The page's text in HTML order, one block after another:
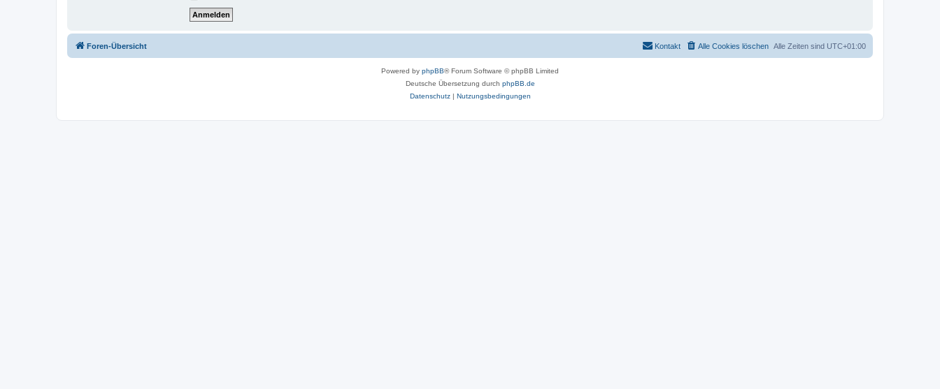
Foren-Übersicht Alle Zeiten sind UTC+01:00
Alle Cookies löschen
Kontakt
Powered by phpBB® Forum Software © phpBB Limited
Deutsche Übersetzung durch phpBB.de
Datenschutz| Nutzungsbedingungen